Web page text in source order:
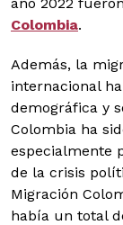
Colombia.
Además, la
internacional
demográfica y
Colombia ha
especialmente
de la crisis
Migración
había un total